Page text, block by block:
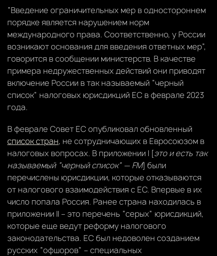
“Введение ограничительных мер в одностороннем
порядке является нарушением норм
международного права. Соответственно, у России
возникают основания для введения ответных мер”,
говорится в сообщении министерств. В качестве
примера недружественных действий они приводят
включение России в так называемый “черный
список” налоговых юрисдикций ЕС в феврале 2023
года.
В феврале Совет ЕС опубликовал обновленный
список стран, не сотрудничающих в Евросоюзом в
налоговых вопросах. В приложении I [это и есть так
называемый “черный список” — FM] были
перечислены юрисдикции, которые отказываются
от налогового взаимодействия с ЕС. Впервые в их
число попала Россия. Ранее страна находилась в
приложении II – это перечень “серых” юрисдикций,
которые еще ведут реформу налогового
законодательства. ЕС был недоволен созданием
русских “офшоров” – специальных